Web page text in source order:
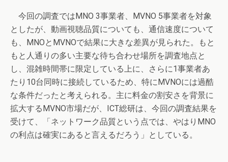
今回の調査ではMNO 3事業者、MVNO 5事業者を対象
としたが、動画視聴品質についても、通信速度について
も、MNOとMVNOで結果に大きな差異が見られた。もと
もと人通りの多い主要な待ち合わせ場所を調査地点と
し、混雑時間帯に限定している上に、さらに1事業者あ
たり10台同時に接続しているため、特にMVNOには過酷
な条件だったと考えられる。主に料金の割安さを背景に
拡大するMVNO市場だが、ICT総研は、今回の調査結果を
受けて、「ネットワーク品質という点では、やはりMNO
の利点は確実にあると言えるだろう」としている。